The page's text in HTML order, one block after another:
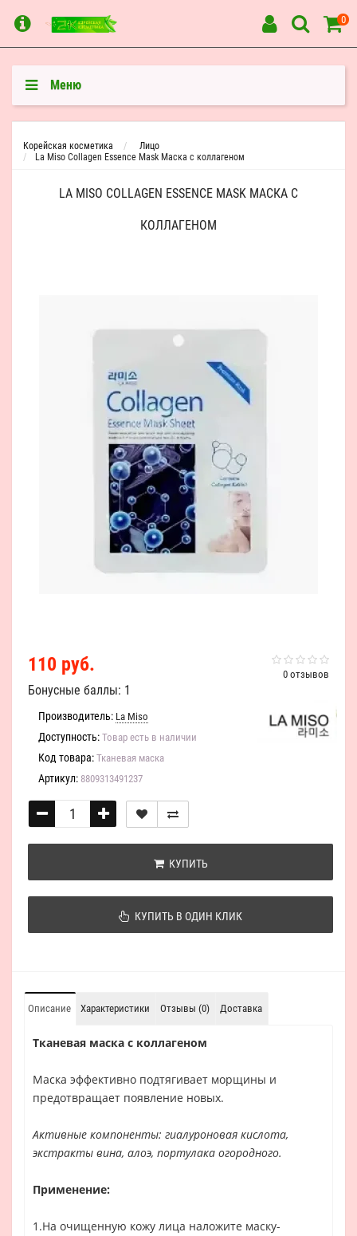
0
Меню
Корейская косметика
Лицо
La Miso Collagen Essence Mask Маска с коллагеном
LA MISO COLLAGEN ESSENCE MASK МАСКА С
КОЛЛАГЕНОМ
0 отзывов
110 руб.
Бонусные баллы: 1
Производитель: La Miso
Доступность: Товар есть в наличии
Код товара: Тканевая маска
Артикул: 8809313491237
КУПИТЬ
КУПИТЬ В ОДИН КЛИК
Описание Характеристики Отзывы (0) Доставка
Тканевая маска с коллагеном
Маска эффективно подтягивает морщины и
предотвращает появление новых.
Активные компоненты: гиалуроновая кислота,
экстракты вина, алоэ, портулака огородного.
Применение:
1.На очищенную кожу лица наложите маску-